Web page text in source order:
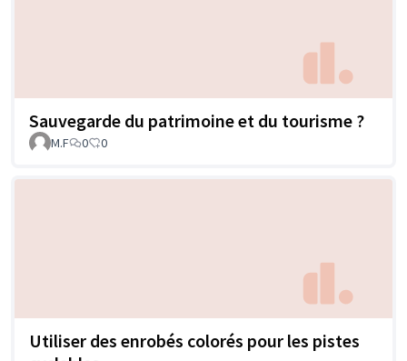
Sauvegarde du patrimoine et du tourisme ?
M.F 0 0
Utiliser des enrobés colorés pour les pistes